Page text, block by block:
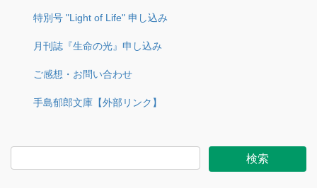
特別号 "Light of Life" 申し込み
月刊誌『生命の光』申し込み
ご感想・お問い合わせ
手島郁郎文庫【外部リンク】